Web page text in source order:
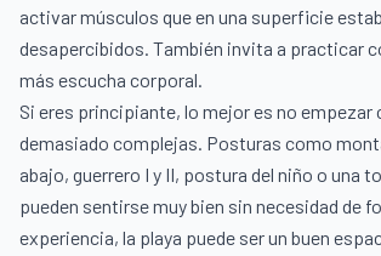
activar músculos que en una superficie
desapercibidos. También invita a practicar
más escucha corporal.
Si eres principiante, lo mejor es no empezar
demasiado complejas. Posturas como
abajo, guerrero I y II, postura del niño o una
pueden sentirse muy bien sin necesidad de
experiencia, la playa puede ser un buen